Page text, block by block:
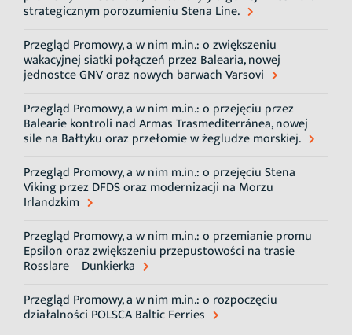
strategicznym porozumieniu Stena Line.
Przegląd Promowy, a w nim m.in.: o zwiększeniu
wakacyjnej siatki połączeń przez Balearia, nowej
jednostce GNV oraz nowych barwach Varsovi
Przegląd Promowy, a w nim m.in.: o przejęciu przez
Balearie kontroli nad Armas Trasmediterránea, nowej
sile na Bałtyku oraz przełomie w żegludze morskiej.
Przegląd Promowy, a w nim m.in.: o przejęciu Stena
Viking przez DFDS oraz modernizacji na Morzu
Irlandzkim
Przegląd Promowy, a w nim m.in.: o przemianie promu
Epsilon oraz zwiększeniu przepustowości na trasie
Rosslare – Dunkierka
Przegląd Promowy, a w nim m.in.: o rozpoczęciu
działalności POLSCA Baltic Ferries